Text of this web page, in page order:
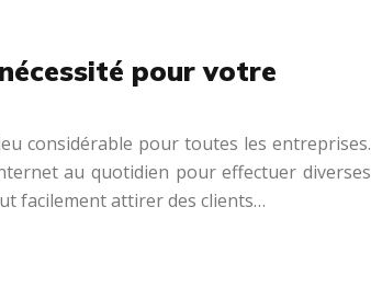
pour votre
considérable pour toutes les entreprises.
au quotidien pour effectuer diverses
facilement attirer des clients…